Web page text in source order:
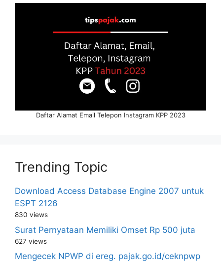
Daftar Alamat Email Telepon Instagram KPP 2023
Trending Topic
Download Access Database Engine 2007 untuk
ESPT 2126
830 views
Surat Pernyataan Memiliki Omset Rp 500 juta
627 views
Mengecek NPWP di ereg. pajak.go.id/ceknpwp